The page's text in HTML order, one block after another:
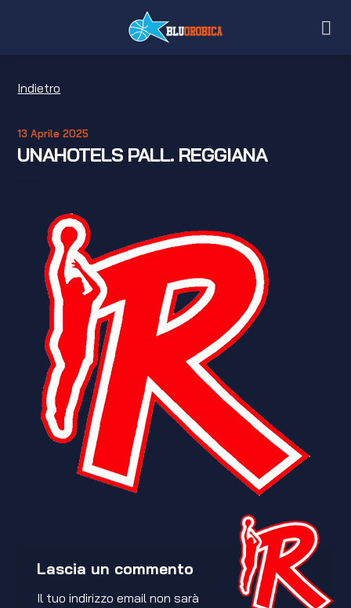
Indietro
13 Aprile 2025
UNAHOTELS PALL. REGGIANA
Lascia un commento
Il tuo indirizzo email non sarà